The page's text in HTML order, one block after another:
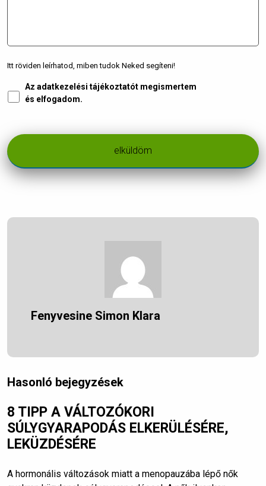
Itt röviden leírhatod, miben tudok Neked segíteni!
Adatkezelés *
Az adatkezelési tájékoztatót megismertem
és elfogadom.
Fenyvesine Simon Klara
Hasonló bejegyzések
8 TIPP A VÁLTOZÓKORI
SÚLYGYARAPODÁS ELKERÜLÉSÉRE,
LEKÜZDÉSÉRE
A hormonális változások miatt a menopauzába lépő nők